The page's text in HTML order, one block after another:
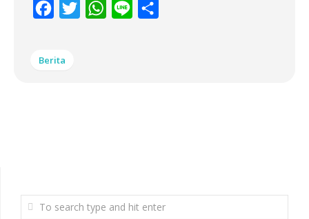
Facebook
Twitter WhatsApp
Line
Berita